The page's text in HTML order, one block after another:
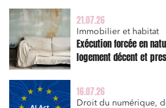
21.07.26
Immobilier et habitat
Exécution forcée en
logement décent et
16.07.26
Droit du numérique,